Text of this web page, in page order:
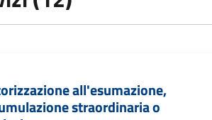
all'esumazione,
straordinaria o